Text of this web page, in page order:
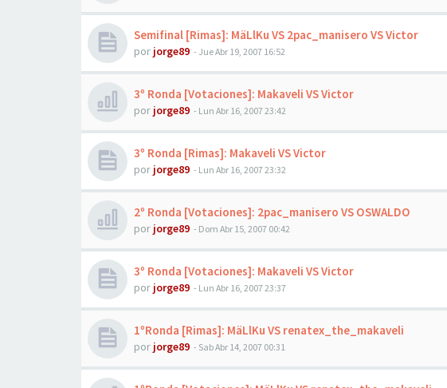
Semifinal [Rimas]: MäLlKu VS 2pac_manisero VS Victor
por jorge89 - Jue Abr 19, 2007 16:52
3º Ronda [Votaciones]: Makaveli VS Victor
por jorge89 - Lun Abr 16, 2007 23:42
3º Ronda [Rimas]: Makaveli VS Victor
por jorge89 - Lun Abr 16, 2007 23:32
2º Ronda [Votaciones]: 2pac_manisero VS OSWALDO
por jorge89 - Dom Abr 15, 2007 00:42
3º Ronda [Votaciones]: Makaveli VS Victor
por jorge89 - Lun Abr 16, 2007 23:37
1ºRonda [Rimas]: MäLlKu VS renatex_the_makaveli
por jorge89 - Sab Abr 14, 2007 00:31